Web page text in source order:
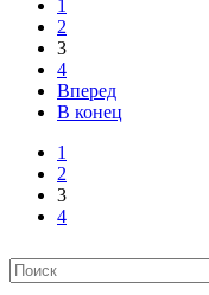
1
2
3
4
Вперед
В конец
1
2
3
4